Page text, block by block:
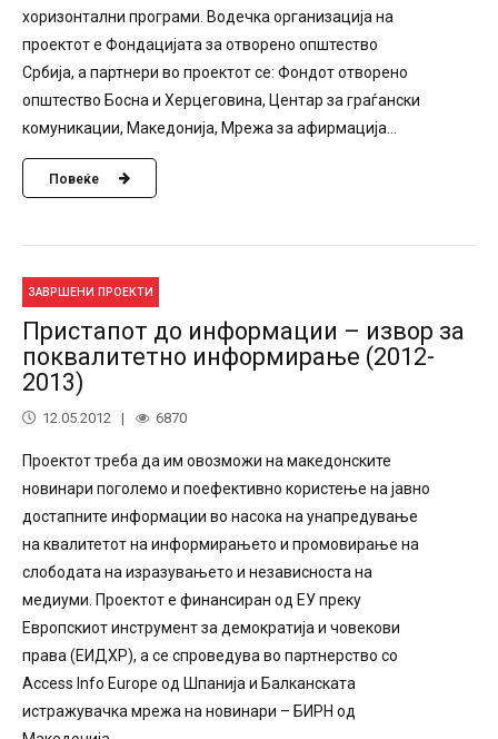
хоризонтални програми. Водечка организација на
проектот е Фондацијата за отворено општество
Србија, а партнери во проектот се: Фондот отворено
општество Босна и Херцеговина, Центар за граѓански
комуникации, Македонија, Мрежа за афирмација...
Повеќе
ЗАВРШЕНИ ПРОЕКТИ
Пристапот до информации – извор за
поквалитетно информирање (2012-
2013)
12.05.2012 6870
Проектот треба да им овозможи на македонските
новинари поголемо и поефективно користење на јавно
достапните информации во насока на унапредување
на квалитетот на информирањето и промовирање на
слободата на изразувањето и независноста на
медиуми. Проектот е финансиран од ЕУ преку
Европскиот инструмент за демократија и човекови
права (ЕИДХР), а се спроведува во партнерство со
Access Info Europe од Шпанија и Балканската
истражувачка мрежа на новинари – БИРН од